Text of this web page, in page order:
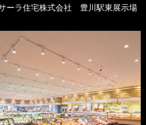
ーラ住宅株式会社 豊川駅東展示場